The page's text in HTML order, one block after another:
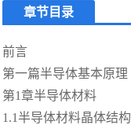
章节目录
前言
第一篇半导体基本原理
第1章半导体材料
1.1半导体材料晶体结构